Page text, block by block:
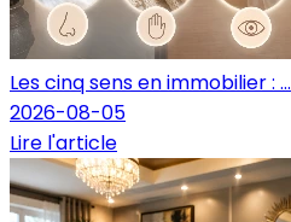
Les cinq sens en immobilier : ...
2026-08-05
Lire l'article